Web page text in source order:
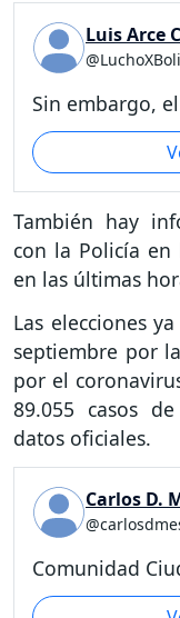
Luis Arce
Sin embargo,
También hay
con la Policía
en las últimas
Las elecciones
septiembre por
por el
89.055 casos
datos oficiales.
Carlos D.
Comunidad